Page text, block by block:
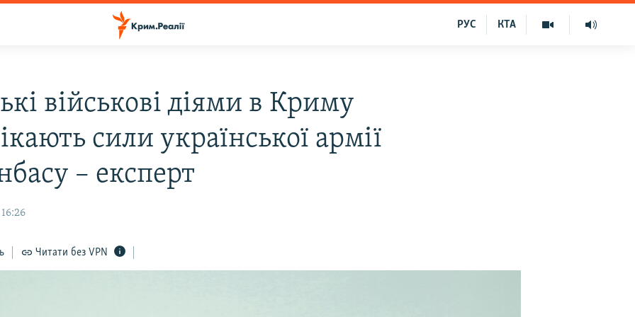
КТА
РУС
військові діями в Криму
сили української армії
– експерт
Читати без VPN